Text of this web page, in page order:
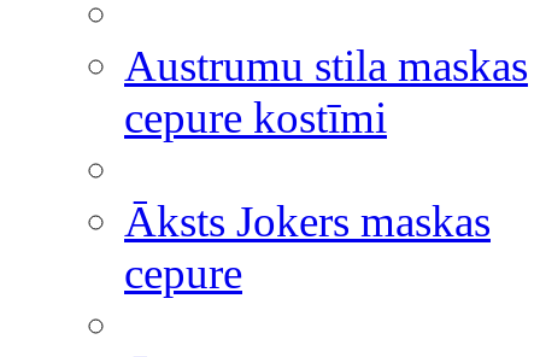
Austrumu stila maskas
cepure kostīmi
Āksts Jokers maskas
cepure